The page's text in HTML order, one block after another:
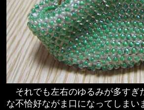
それでも左右のゆるみが多すぎ
な不恰好ながま口になってしまい